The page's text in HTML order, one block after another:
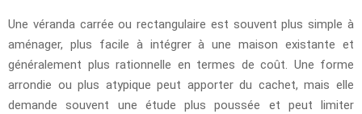
Une véranda carrée ou rectangulaire est souvent plus simple à
aménager, plus facile à intégrer à une maison existante et
généralement plus rationnelle en termes de coût. Une forme
arrondie ou plus atypique peut apporter du cachet, mais elle
demande souvent une étude plus poussée et peut limiter